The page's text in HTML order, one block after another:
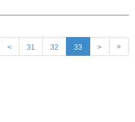
< 31 32 33 > »